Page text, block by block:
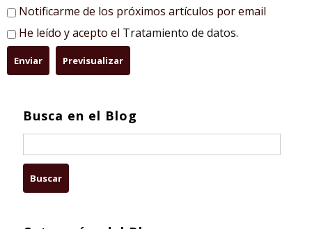
Busca en el Blog
Notificarme de los próximos artículos por email
He leído y acepto el Tratamiento de datos.